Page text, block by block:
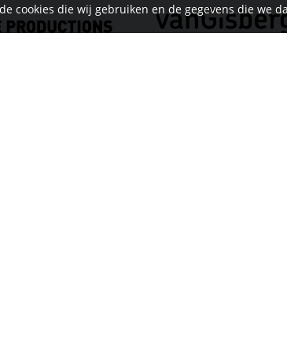
cookies die wij gebruiken en de gegevens die we